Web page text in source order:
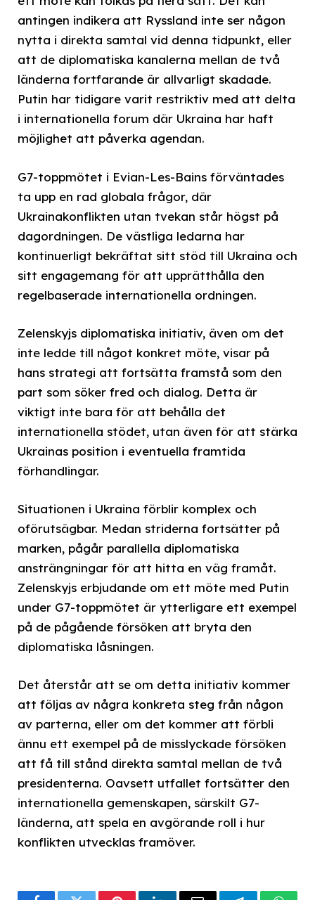
antingen indikera att Ryssland inte ser någon
nytta i direkta samtal vid denna tidpunkt, eller
att de diplomatiska kanalerna mellan de två
länderna fortfarande är allvarligt skadade.
Putin har tidigare varit restriktiv med att delta
i internationella forum där Ukraina har haft
möjlighet att påverka agendan.
G7-toppmötet i Evian-Les-Bains förväntades
ta upp en rad globala frågor, där
Ukrainakonflikten utan tvekan står högst på
dagordningen. De västliga ledarna har
kontinuerligt bekräftat sitt stöd till Ukraina och
sitt engagemang för att upprätthålla den
regelbaserade internationella ordningen.
Zelenskyjs diplomatiska initiativ, även om det
inte ledde till något konkret möte, visar på
hans strategi att fortsätta framstå som den
part som söker fred och dialog. Detta är
viktigt inte bara för att behålla det
internationella stödet, utan även för att stärka
Ukrainas position i eventuella framtida
förhandlingar.
Situationen i Ukraina förblir komplex och
oförutsägbar. Medan striderna fortsätter på
marken, pågår parallella diplomatiska
ansträngningar för att hitta en väg framåt.
Zelenskyjs erbjudande om ett möte med Putin
under G7-toppmötet är ytterligare ett exempel
på de pågående försöken att bryta den
diplomatiska låsningen.
Det återstår att se om detta initiativ kommer
att följas av några konkreta steg från någon
av parterna, eller om det kommer att förbli
ännu ett exempel på de misslyckade försöken
att få till stånd direkta samtal mellan de två
presidenterna. Oavsett utfallet fortsätter den
internationella gemenskapen, särskilt G7-
länderna, att spela en avgörande roll i hur
konflikten utvecklas framöver.